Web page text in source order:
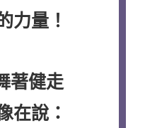
力量！
著健走
在說：